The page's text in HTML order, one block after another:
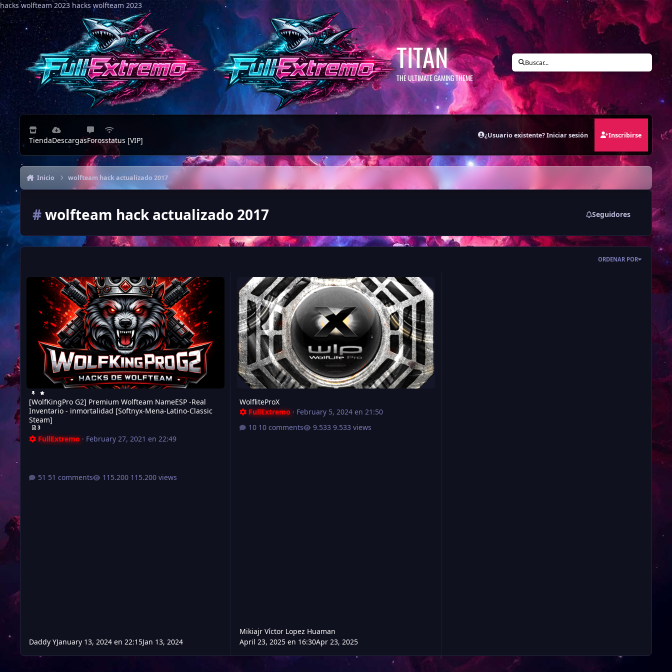
hacks wolfteam 2023 Saltar al contenido
hacks wolfteam 2023
TITAN
THE ULTIMATE GAMING THEME
Buscar...
TiendaDescargasForosstatus [VIP]
¿Usuario existente? Iniciar sesión Inscribirse
Inicio wolfteam hack actualizado 2017
#wolfteam hack actualizado 2017 Seguidores
ORDENAR POR
[WolfKingPro G2] Premium Wolfteam NameESP -Real Inventario - inmortalidad [Softnyx-Mena-Latino-Classic Steam]
[WolfKingPro G2] Premium Wolfteam NameESP -Real
Inventario - inmortalidad [Softnyx-Mena-Latino-Classic
Steam]
3
FullExtremo· February 27, 2021 en 22:49
51 comments 115.200 views
Daddy YJanuary 13, 2024 en 22:15Jan 13, 2024
WolfliteProX
WolfliteProX
FullExtremo· February 5, 2024 en 21:50
10 comments
9.533 views
Mikiajr Víctor Lopez Huaman
April 23, 2025 en 16:30Apr 23, 2025